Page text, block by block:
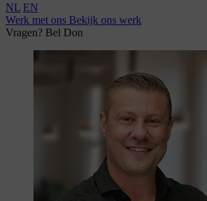
NL EN
Werk met ons Bekijk ons werk
Vragen? Bel Don